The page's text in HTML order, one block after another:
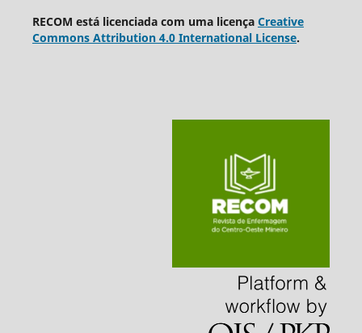
RECOM está licenciada com uma licença Creative
Commons Attribution 4.0 International License.